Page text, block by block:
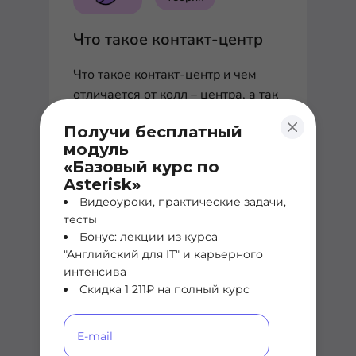
Получи бесплатный
модуль
«Базовый курс по
Asterisk»
Видеоуроки, практические задачи,
тесты
Бонус: лекции из курса
"Английский для IT" и карьерного
интенсива
Скидка 1 211₽ на полный курс
Что такое контакт-центр
Что такое контакт-центр и чем
отличается от колл – центра, а так
нейронные сети
Полезно
Thankuohoh | Как
взломают ваш Asterisk